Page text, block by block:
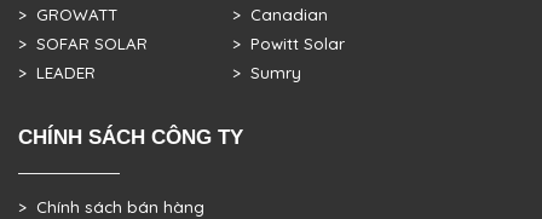
> GROWATT
> SOFAR SOLAR
> LEADER
> Canadian
> Powitt Solar
> Sumry
CHÍNH SÁCH CÔNG TY
> Chính sách bán hàng